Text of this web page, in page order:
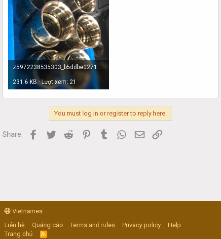
231.6 KB · Lượt xem: 21
You must log in or register to reply here.
Share: Facebook
Twitter Reddit PinterestTumblr WhatsApp
Email
Vietnames
Liên hệ
Quảng cáo Terms and rules Privacy policy
Help
Trang chủ
R